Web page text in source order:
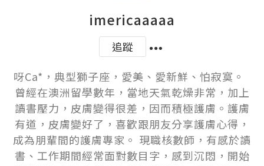
imericaaaaa
追蹤
呀Ca*，典型獅子座，愛美、愛新鮮、怕寂寞。
曾經在澳洲留學數年，當地天氣乾燥非常，加上
讀書壓力，皮膚變得很差，因而積極護膚。護膚
有道，皮膚變好了，喜歡跟朋友分享護膚心得，
成為朋輩間的護膚專家。 現職核數師，有感於讀
書、工作期間經常面對數目字，感到沉悶，開始